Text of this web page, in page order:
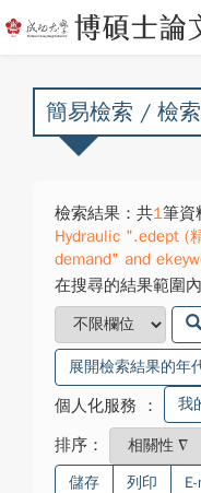
簡易檢索 / 檢
檢索結果：共1筆資
Hydraulic ".edept (
demand" and
在搜尋的結果範圍
展開檢索結果的年
個人化服務 ： 我
排序：
儲存 列印